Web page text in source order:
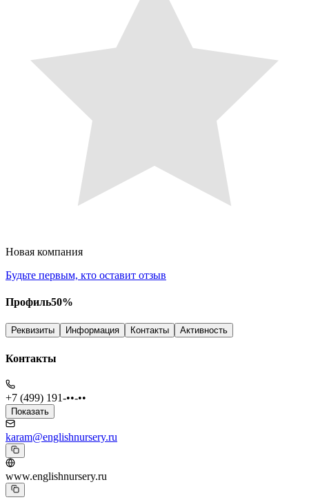
Новая компания
Будьте первым, кто оставит отзыв
Профиль50%
Реквизиты Информация Контакты Активность
Контакты
+7 (499) 191-••-••
Показать
karam@englishnursery.ru
www.englishnursery.ru